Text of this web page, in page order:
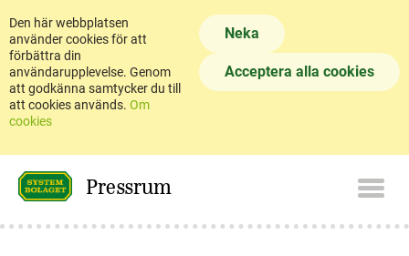
Den här webbplatsen
använder cookies för att
förbättra din
användarupplevelse. Genom
att godkänna samtycker du till
att cookies används. Om
cookies
Neka
Acceptera alla cookies
Pressrum